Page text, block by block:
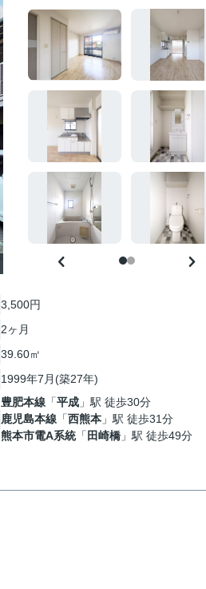
3,500円
2ヶ月
39.60㎡
1999年7月(築27年)
豊肥本線 「平成 」駅 徒歩30分
鹿児島本線 「西熊本 」駅 徒歩31分
熊本市電A系統「 田崎橋 」駅 徒歩49分